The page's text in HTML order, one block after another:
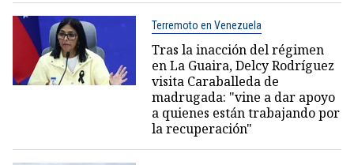
Terremoto en Venezuela
Tras la inacción del régimen
en La Guaira, Delcy Rodríguez
visita Caraballeda de
madrugada: "vine a dar apoyo
a quienes están trabajando por
la recuperación"